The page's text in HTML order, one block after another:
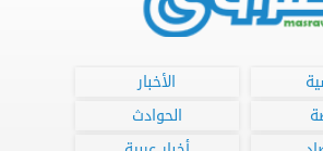
الأخبار
الحوادث